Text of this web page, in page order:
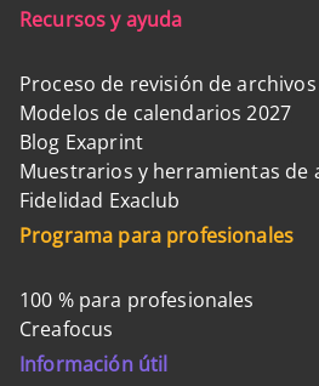
Recursos y ayuda
Proceso de revisión de archivos
Modelos de calendarios 2027
Blog Exaprint
Muestrarios y herramientas de
Fidelidad Exaclub
Programa para profesionales
100 % para profesionales
Creafocus
Información útil